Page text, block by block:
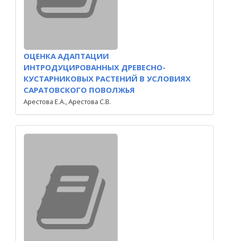
ОЦЕНКА АДАПТАЦИИ
ИНТРОДУЦИРОВАННЫХ ДРЕВЕСНО-
КУСТАРНИКОВЫХ РАСТЕНИЙ В УСЛОВИЯХ
САРАТОВСКОГО ПОВОЛЖЬЯ
Арестова Е.А., Арестова С.В.